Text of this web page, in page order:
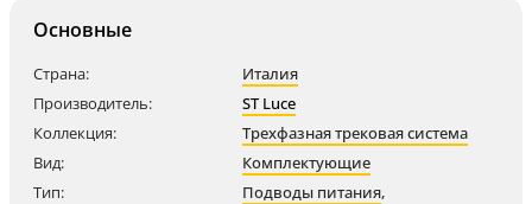
Основные
Страна:
Италия
Производитель:
ST Luce
Коллекция:
Трехфазная трековая система
Вид:
Комплектующие
Тип:
Подводы питания,